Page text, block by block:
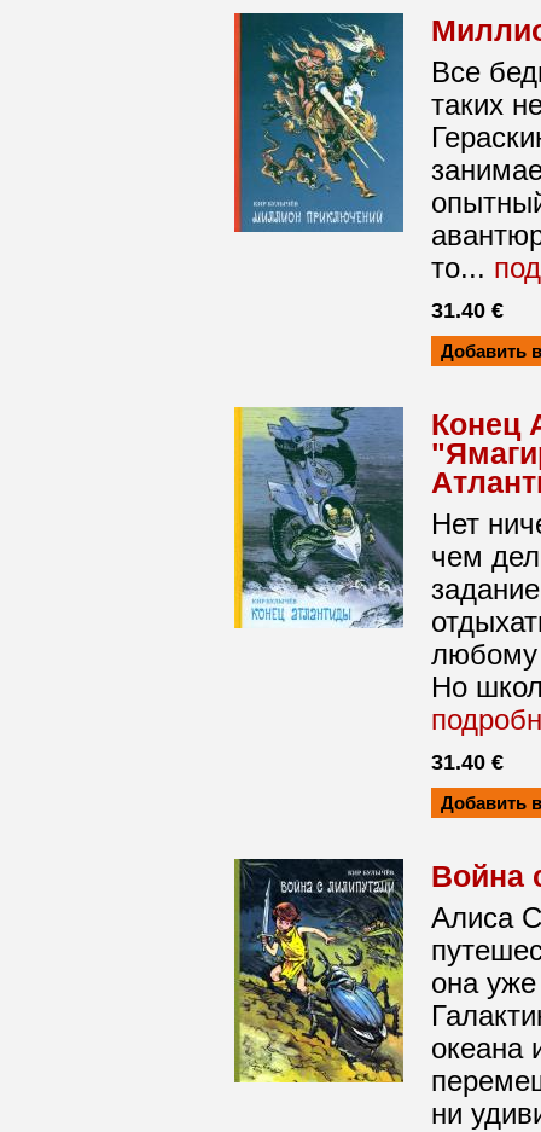
Все
таких
то...
31.40 €
Конец
Нет
чем
любому
Но
31.40 €
Война
Алиса
она
океана
ни